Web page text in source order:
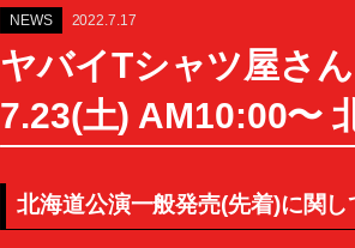
NEWS 2022.7.17
ヤバイTシャツ屋さ
7.23(土) AM10:00〜
北海道公演一般発売(先着)に関し